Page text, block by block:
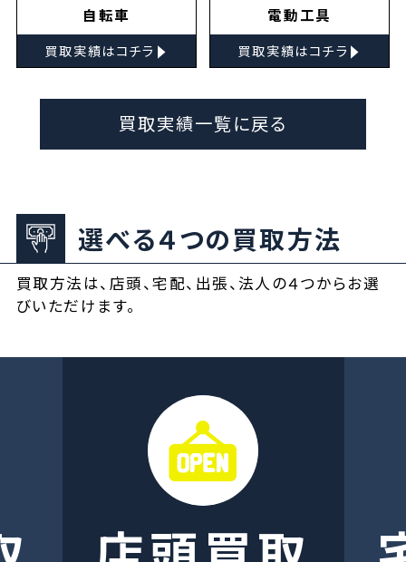
自転車
買取実績はコチラ ▸
電動工具
買取実績はコチラ ▸
買取実績一覧に戻る
選べる４つの買取方法
買取方法は、店頭、宅配、出張、法人の４つからお選
びいただけます。